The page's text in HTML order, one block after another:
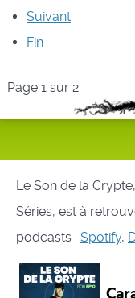
Suivant
Fin
Page 1 sur 2
Le Son de la
Séries, est à
podcasts : Spotify,